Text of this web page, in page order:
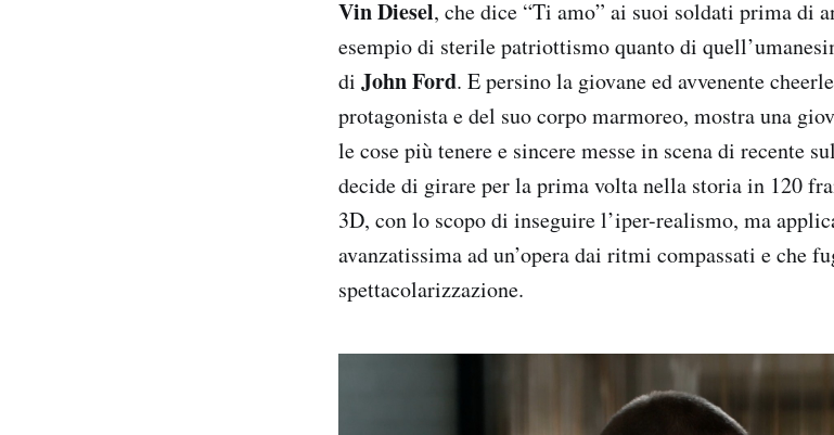
Vin Diesel, che dice “Ti amo” ai suoi soldati prima di
esempio di sterile patriottismo quanto di
di John Ford. E persino la giovane ed avvenente
protagonista e del suo corpo marmoreo, mostra una
le cose più tenere e sincere messe in scena di recente
decide di girare per la prima volta nella storia in 120
3D, con lo scopo di inseguire l’iper-realismo, ma
avanzatissima ad un’opera dai ritmi compassati e che
spettacolarizzazione.